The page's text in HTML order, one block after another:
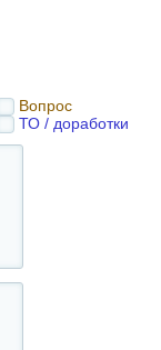
Вопрос
ТО / доработки